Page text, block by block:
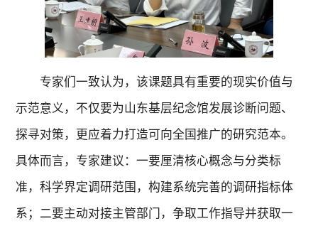
专家们一致认为，该课题具有重要的现实价值与
示范意义，不仅要为山东基层纪念馆发展诊断问题、
探寻对策，更应着力打造可向全国推广的研究范本。
具体而言，专家建议：一要厘清核心概念与分类标
准，科学界定调研范围，构建系统完善的调研指标体
系；二要主动对接主管部门，争取工作指导并获取一